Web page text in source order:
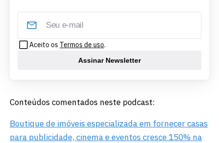
Aceito os Termos de uso.
Assinar Newsletter
Conteúdos comentados neste podcast:
Boutique de imóveis especializada em fornecer casas
para publicidade, cinema e eventos cresce 150% na